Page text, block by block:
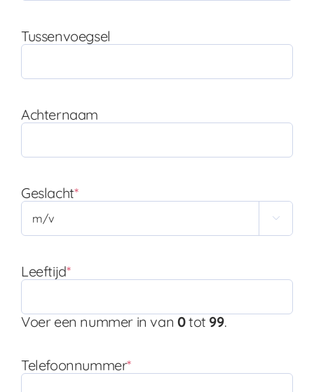
Tussenvoegsel
Achternaam
Geslacht*

Leeftijd*
Voer een nummer in van 0tot 99.
Telefoonnummer*